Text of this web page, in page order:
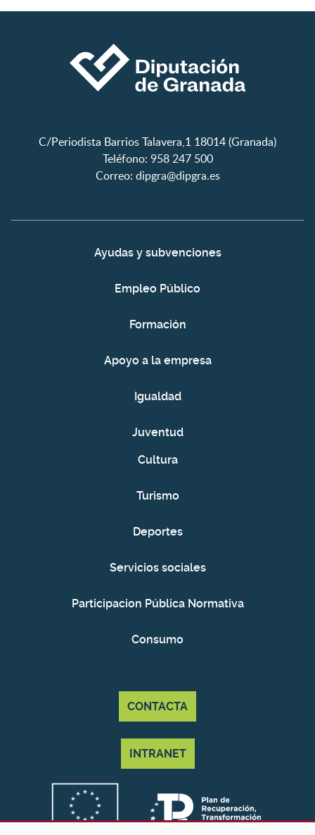
C/Periodista Barrios Talavera,1 18014 (Granada)
Teléfono: 958 247 500
Correo: dipgra@dipgra.es
Ayudas y subvenciones
Empleo Público
Formación
Apoyo a la empresa
Igualdad
Juventud
Cultura
Turismo
Deportes
Servicios sociales
Participacion Pública Normativa
Consumo
CONTACTA
INTRANET